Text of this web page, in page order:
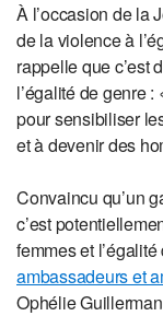
À l’occasion de la
de la violence à
rappelle que c’est
l’égalité de genre
pour sensibiliser
et à devenir des
Convaincu qu’un
c’est
femmes et
ambassadeurs et
Ophélie